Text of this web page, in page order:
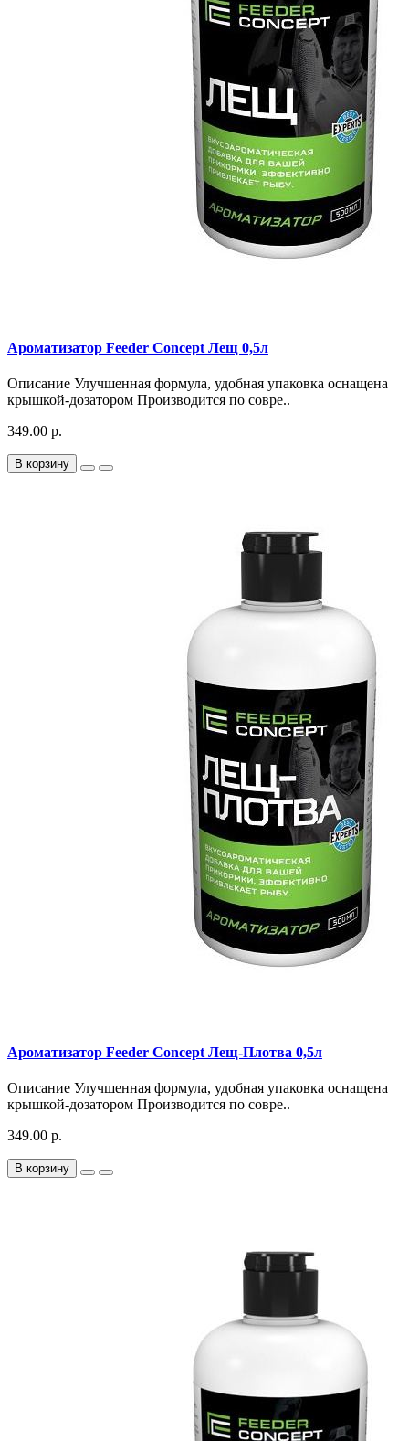
Ароматизатор Feeder Concept Лещ 0,5л
Описание Улучшенная формула, удобная упаковка оснащена
крышкой-дозатором Производится по совре..
349.00 р.
В корзину
Ароматизатор Feeder Concept Лещ-Плотва 0,5л
Описание Улучшенная формула, удобная упаковка оснащена
крышкой-дозатором Производится по совре..
349.00 р.
В корзину